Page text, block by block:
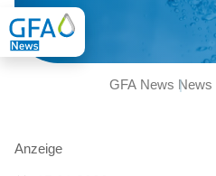
GFA News News
Anzeige